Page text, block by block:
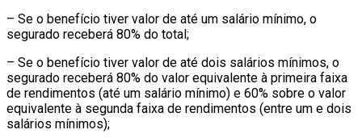
– Se o benefício tiver valor de até um salário mínimo, o
segurado receberá 80% do total;
– Se o benefício tiver valor de até dois salários mínimos, o
segurado receberá 80% do valor equivalente à primeira faixa
de rendimentos (até um salário mínimo) e 60% sobre o valor
equivalente à segunda faixa de rendimentos (entre um e dois
salários mínimos);